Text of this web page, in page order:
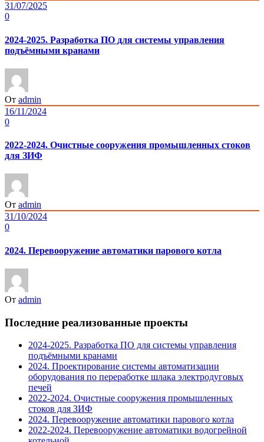
31/07/2025
0
2024-2025. Разработка ПО для системы управления
подъёмными кранами
От admin
16/11/2024
0
2022-2024. Очистные сооружения промышленных стоков
для ЗИФ
От admin
31/10/2024
0
2024. Перевооружение автоматики парового котла
От admin
Последние реализованные проекты
2024-2025. Разработка ПО для системы управления
подъёмными кранами
2024. Проектирование системы автоматизации
оборудования по переработке шлака электродуговых
печей
2022-2024. Очистные сооружения промышленных
стоков для ЗИФ
2024. Перевооружение автоматики парового котла
2022-2024. Перевооружение автоматики водогрейной